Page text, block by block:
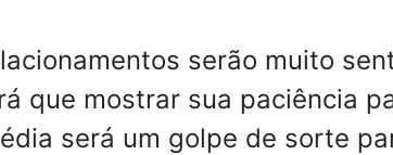
serão muito
que mostrar sua paciência
será um golpe de sorte